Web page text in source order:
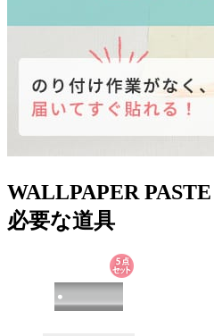
WALLPAPER
必要な道具